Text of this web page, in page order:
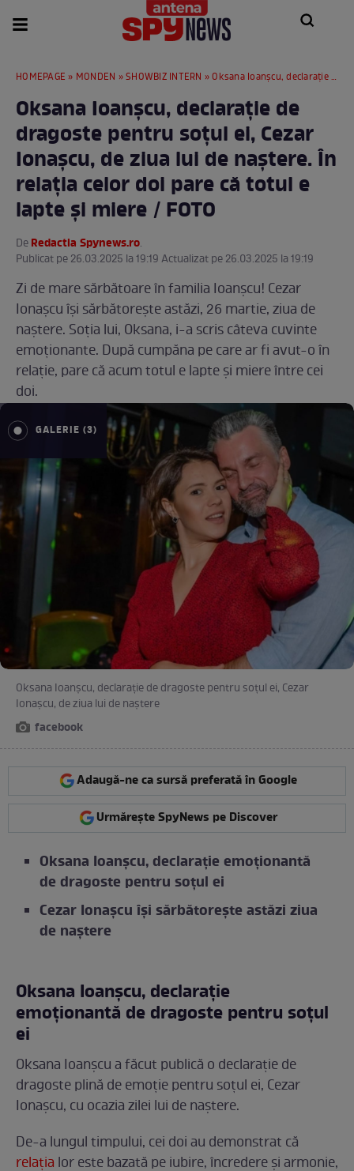
HOMEPAGE » MONDEN »SHOWBIZ INTERN » Oksana Ioanșcu, declarație de dragoste pentru soțul ei, Cezar Ionașcu, de ziua lui de naștere. În relația celor doi pare că totul e lapte și miere / FOTO
Oksana Ioanșcu, declarație de
dragoste pentru soțul ei, Cezar
Ionașcu, de ziua lui de naștere. În
relația celor doi pare că totul e
lapte și miere / FOTO
DeRedactia Spynews.ro.
Publicat pe 26.03.2025 la 19:19 Actualizat pe 26.03.2025 la 19:19
Zi de mare sărbătoare în familia Ioanșcu! Cezar
Ionașcu își sărbătorește astăzi, 26 martie, ziua de
naștere. Soția lui, Oksana, i-a scris câteva cuvinte
emoționante. După cumpăna pe care ar fi avut-o în
relație, pare că acum totul e lapte și miere între cei
doi.
GALERIE (3)
Oksana Ioanșcu, declarație de dragoste pentru soțul ei, Cezar
Ionașcu, de ziua lui de naștere
facebook
Adaugă-ne ca sursă preferată în Google
Urmărește SpyNews pe Discover
Oksana Ioanșcu, declarație emoționantă
de dragoste pentru soțul ei
Cezar Ionașcu își sărbătorește astăzi ziua
de naștere
Oksana Ioanșcu, declarație
emoționantă de dragoste pentru soțul
ei
Oksana Ioanșcu a făcut publică o declarație de
dragoste plină de emoție pentru soțul ei, Cezar
Ionașcu, cu ocazia zilei lui de naștere.
De-a lungul timpului, cei doi au demonstrat că
relația lor este bazată pe iubire, încredere și armonie,